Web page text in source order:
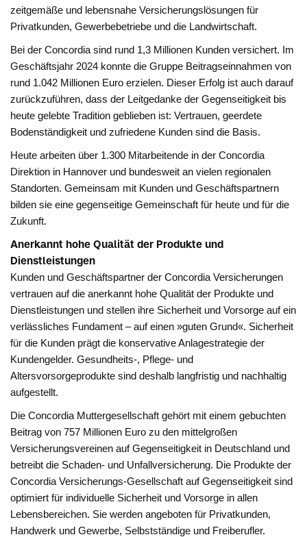
zeitgemäße und lebensnahe Versicherungslösungen für
Privatkunden, Gewerbebetriebe und die Landwirtschaft.
Bei der Concordia sind rund 1,3 Millionen Kunden versichert. Im
Geschäftsjahr 2024 konnte die Gruppe Beitragseinnahmen von
rund 1.042 Millionen Euro erzielen. Dieser Erfolg ist auch darauf
zurückzuführen, dass der Leitgedanke der Gegenseitigkeit bis
heute gelebte Tradition geblieben ist: Vertrauen, geerdete
Bodenständigkeit und zufriedene Kunden sind die Basis.
Heute arbeiten über 1.300 Mitarbeitende in der Concordia
Direktion in Hannover und bundesweit an vielen regionalen
Standorten. Gemeinsam mit Kunden und Geschäftspartnern
bilden sie eine gegenseitige Gemeinschaft für heute und für die
Zukunft.
Anerkannt hohe Qualität der Produkte und
Dienstleistungen
Kunden und Geschäftspartner der Concordia Versicherungen
vertrauen auf die anerkannt hohe Qualität der Produkte und
Dienstleistungen und stellen ihre Sicherheit und Vorsorge auf ein
verlässliches Fundament – auf einen »guten Grund«. Sicherheit
für die Kunden prägt die konservative Anlagestrategie der
Kundengelder. Gesundheits-, Pflege- und
Altersvorsorgeprodukte sind deshalb langfristig und nachhaltig
aufgestellt.
Die Concordia Muttergesellschaft gehört mit einem gebuchten
Beitrag von 757 Millionen Euro zu den mittelgroßen
Versicherungsvereinen auf Gegenseitigkeit in Deutschland und
betreibt die Schaden- und Unfallversicherung. Die Produkte der
Concordia Versicherungs-Gesellschaft auf Gegenseitigkeit sind
optimiert für individuelle Sicherheit und Vorsorge in allen
Lebensbereichen. Sie werden angeboten für Privatkunden,
Handwerk und Gewerbe, Selbstständige und Freiberufler.